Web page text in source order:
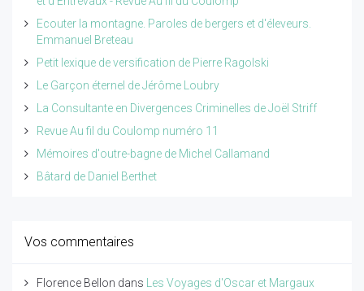
Ecouter la montagne. Paroles de bergers et d'éleveurs.
Emmanuel Breteau
Petit lexique de versification de Pierre Ragolski
Le Garçon éternel de Jérôme Loubry
La Consultante en Divergences Criminelles de Joël Striff
Revue Au fil du Coulomp numéro 11
Mémoires d'outre-bagne de Michel Callamand
Bâtard de Daniel Berthet
Vos commentaires
Florence Bellon dans
Les Voyages d'Oscar et Margaux